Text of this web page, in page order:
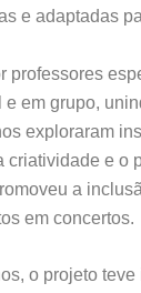
e adaptadas
professores
em grupo,
exploraram
criatividade e o
a
em concertos.
o projeto